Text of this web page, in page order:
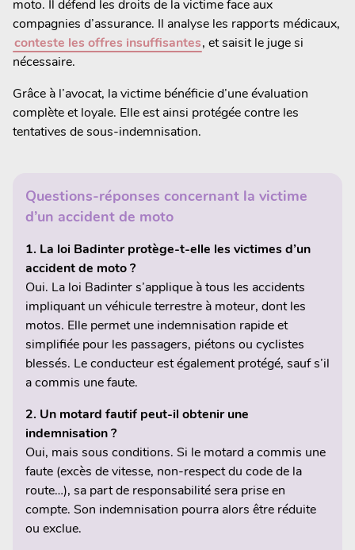
moto. Il défend les droits de la victime face aux
compagnies d’assurance. Il analyse les rapports médicaux,
conteste les offres insuffisantes, et saisit le juge si
nécessaire.
Grâce à l’avocat, la victime bénéficie d’une évaluation
complète et loyale. Elle est ainsi protégée contre les
tentatives de sous-indemnisation.
Questions-réponses concernant la victime
d’un accident de moto
1. La loi Badinter protège-t-elle les victimes d’un
accident de moto ?
Oui. La loi Badinter s’applique à tous les accidents
impliquant un véhicule terrestre à moteur, dont les
motos. Elle permet une indemnisation rapide et
simplifiée pour les passagers, piétons ou cyclistes
blessés. Le conducteur est également protégé, sauf s’il
a commis une faute.
2. Un motard fautif peut-il obtenir une
indemnisation ?
Oui, mais sous conditions. Si le motard a commis une
faute (excès de vitesse, non-respect du code de la
route…), sa part de responsabilité sera prise en
compte. Son indemnisation pourra alors être réduite
ou exclue.